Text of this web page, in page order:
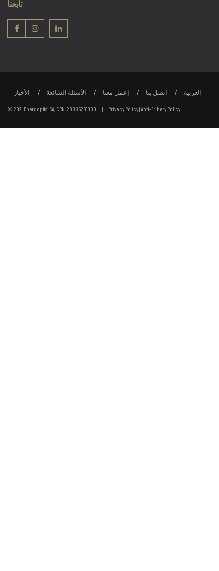
تابعنا
الأخبار الأسئلة الشائعة إعمل معنا اتصل بنا العربية
© 2021 Energopiisi SA, CRN 120005201000 | Privacy Policy| Anti-Bribery Policy